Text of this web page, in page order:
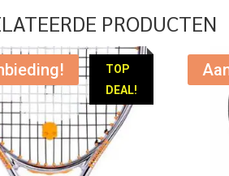
PRODUCTEN
TOP
DEAL!